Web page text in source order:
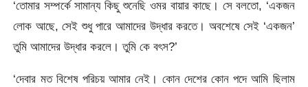
‘তোমার সম্পর্কে সামান্য কিছু শুনেছি ওমর বায়ার কাছে। সে বলতো, ‘একজন
লোক আছে, সেই শুধু পারে আমাদের উদ্ধার করতে। অবশেষে সেই ‘একজন’
তুমি আমাদের উদ্ধার করলে। তুমি কে বৎস?’
‘দেবার মত বিশেষ পরিচয় আমার নেই। কোন দেশের কোন পদে আমি ছিলাম